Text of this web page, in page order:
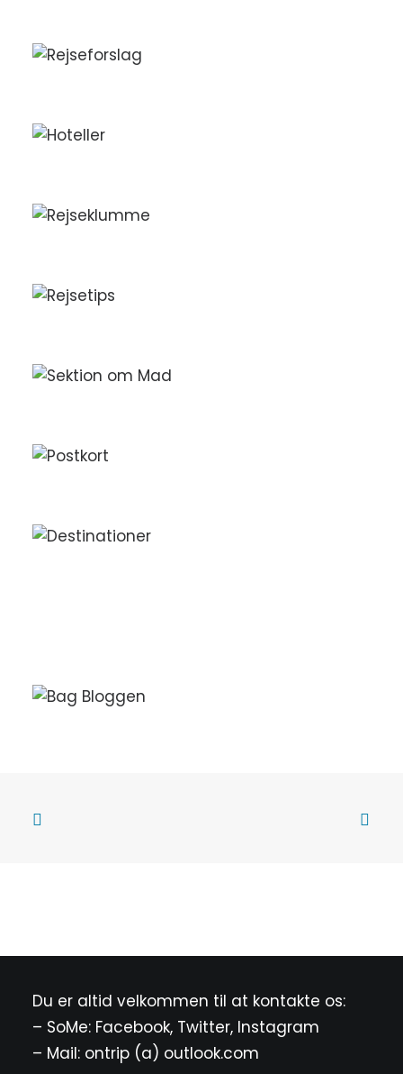
Du er altid velkommen til at kontakte os:
– SoMe: Facebook, Twitter, Instagram
– Mail: ontrip (a) outlook.com